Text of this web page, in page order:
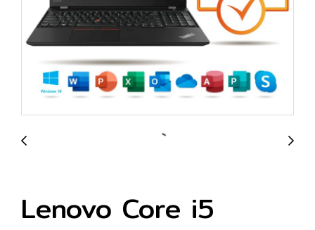
Lenovo Core i5